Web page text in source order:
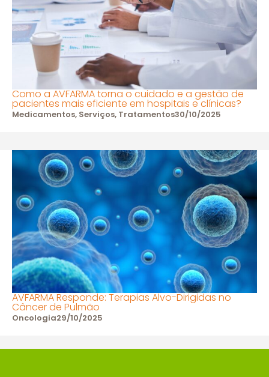
Como a AVFARMA torna o cuidado e a gestão de
pacientes mais eficiente em hospitais e clínicas?
Medicamentos, Serviços, Tratamentos30/10/2025
AVFARMA Responde: Terapias Alvo-Dirigidas no
Câncer de Pulmão
Oncologia29/10/2025